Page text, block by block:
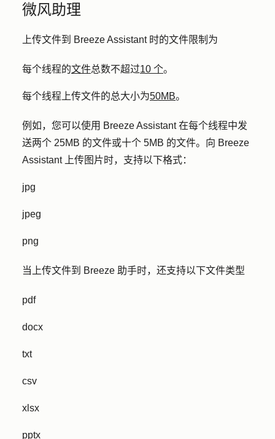
微风助理
上传文件到 Breeze Assistant 时的文件限制为
每个线程的文件总数不超过10 个。
每个线程上传文件的总大小为50MB。
例如，您可以使用 Breeze Assistant 在每个线程中发
送两个 25MB 的文件或十个 5MB 的文件。向 Breeze
Assistant 上传图片时，支持以下格式：
jpg
jpeg
png
当上传文件到 Breeze 助手时，还支持以下文件类型
pdf
docx
txt
csv
xlsx
pptx